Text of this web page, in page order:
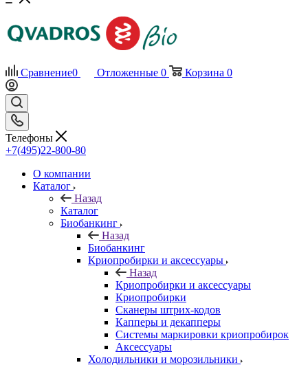
Сравнение0 Отложенные 0 Корзина 0
Телефоны
+7(495)22-800-80
О компании
Каталог
Назад
Каталог
Биобанкинг
Назад
Биобанкинг
Криопробирки и аксессуары
Назад
Криопробирки и аксессуары
Криопробирки
Сканеры штрих-кодов
Капперы и декапперы
Системы маркировки криопробирок
Аксессуары
Холодильники и морозильники